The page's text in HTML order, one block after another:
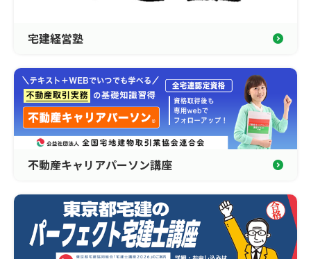
宅建経営塾
不動産キャリアパーソン講座